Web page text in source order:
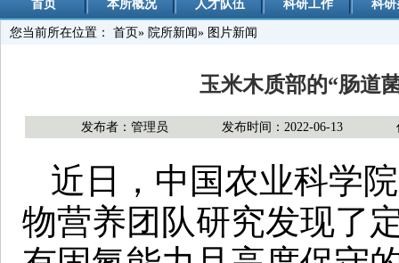
首页 本所概况 人才队伍 科研工作 科
您当前所在位置： 首页» 院所新闻» 图片新闻
玉米木质部的“肠道
发布者：管理员 发布时间：2022-06-13
近日，中国农业科学
物营养团队研究发现了